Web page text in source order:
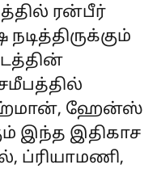
ரன்பீர்
ஹேன்ஸ்
இந்த இதிகாச
ப்ரியாமணி,